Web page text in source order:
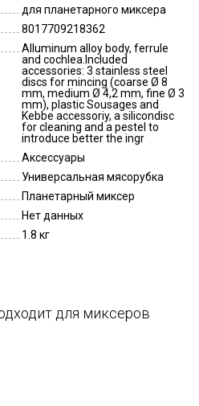
для планетарного миксера
8017709218362
Alluminum alloy body, ferrule
and cochlea.Included
accessories: 3 stainless steel
discs for mincing (coarse Ø 8
mm, medium Ø 4,2 mm, fine Ø 3
mm), plastic Sousages and
Kebbe accessoriy, a silicondisc
for cleaning and a pestel to
introduce better the ingr
Аксессуары
Универсальная мясорубка
Планетарный миксер
Нет данных
1.8 кг
для миксеров